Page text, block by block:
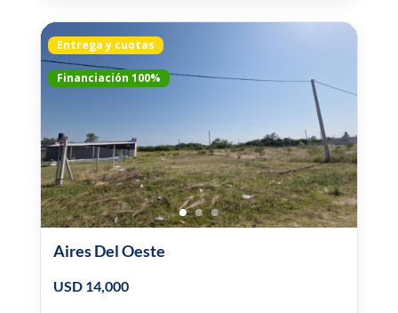
Entrega y cuotas
Financiación 100%
Aires Del Oeste
USD 14,000